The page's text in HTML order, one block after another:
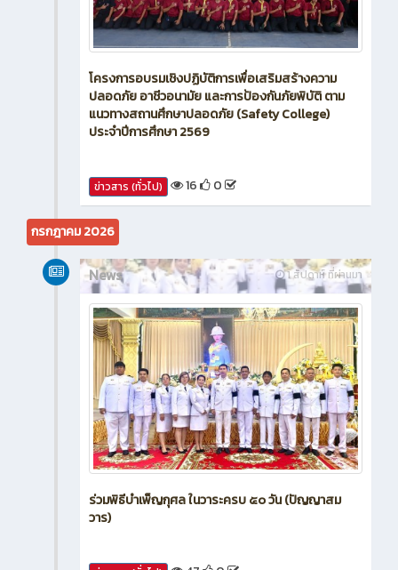
โครงการอบรมเชิงปฏิบัติการเพื่อเสริมสร้างความ
ปลอดภัย อาชีวอนามัย และการป้องกันภัยพิบัติ ตาม
แนวทางสถานศึกษาปลอดภัย (Safety College)
16 0
กรกฎาคม 2026
News
ร่วมพิธีบำเพ็ญกุศล ในวาระครบ ๕๐ วัน (ปัญญาสม